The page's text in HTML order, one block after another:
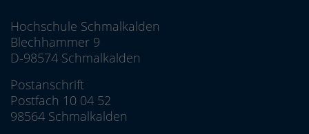
Hochschule Schmalkalden
Blechhammer 9
D-98574 Schmalkalden
Postanschrift
Postfach 10 04 52
98564 Schmalkalden